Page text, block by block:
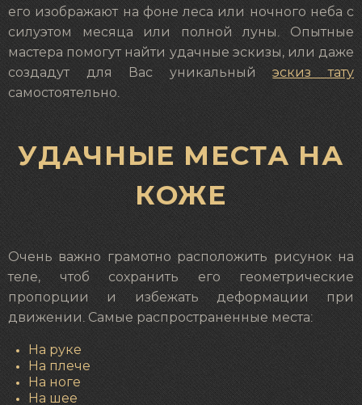
его изображают на фоне леса или ночного неба с
силуэтом месяца или полной луны. Опытные
мастера помогут найти удачные эскизы, или даже
создадут для Вас уникальныйэскиз тату
самостоятельно.
УДАЧНЫЕ МЕСТА НА
КОЖЕ
Очень важно грамотно расположить рисунок на
теле, чтоб сохранить его геометрические
пропорции и избежать деформации при
движении. Самые распространенные места:
На руке
На плече
На ноге
На шее